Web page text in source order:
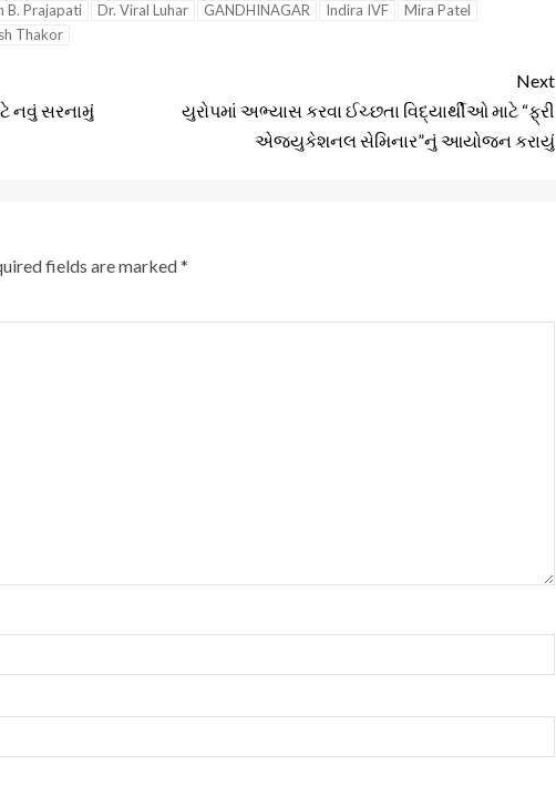
B. Prajapati Dr. Viral Luhar GANDHINAGAR Indira IVF
Mira Patel
Thakor
નવું સરનામું
Next
યુરોપમાં અભ્યાસ કરવા ઈચ્છતા વિદ્યાર્થીઓ માટે “ફ્રી
એજ્યુકેશનલ સેમિનાર”નું આયોજન કરાયું
fields are marked*